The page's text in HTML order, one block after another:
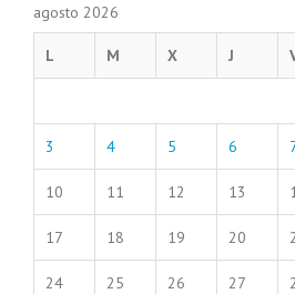
agosto 2026
L M X J
3 4 5 6
10 11 12 13
17 18 19 20
24 25 26 27